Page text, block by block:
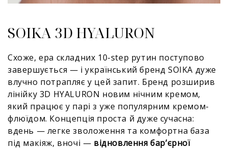
SOIKA 3D HYALURON
Схоже, ера складних 10-step рутин поступово
завершується — і український бренд SOIKA дуже
влучно потрапляє у цей запит. Бренд розширив
лінійку 3D HYALURON новим нічним кремом,
який працює у парі з уже популярним кремом-
флюїдом. Концепція проста й дуже сучасна:
вдень — легке зволоження та комфортна база
під макіяж, вночі — відновлення бар’єрної